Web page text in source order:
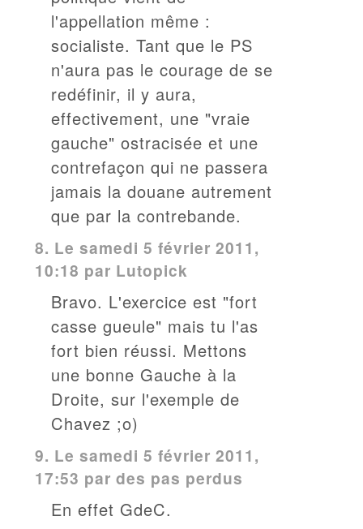
l'appellation même :
socialiste. Tant que le PS
n'aura pas le courage de se
redéfinir, il y aura,
effectivement, une "vraie
gauche" ostracisée et une
contrefaçon qui ne passera
jamais la douane autrement
que par la contrebande.
8. Le samedi 5 février 2011,
10:18 par Lutopick
Bravo. L'exercice est "fort
casse gueule" mais tu l'as
fort bien réussi. Mettons
une bonne Gauche à la
Droite, sur l'exemple de
Chavez ;o)
9. Le samedi 5 février 2011,
17:53 par des pas perdus
En effet GdeC.